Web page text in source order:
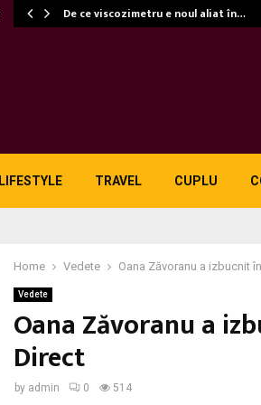
De ce viscozimetru e noul aliat în…
LIFESTYLE TRAVEL CUPLU
Home Vedete Oana Zăvoranu a izbucnit
Vedete
Oana Zăvoranu a
Direct
by admin 0 514